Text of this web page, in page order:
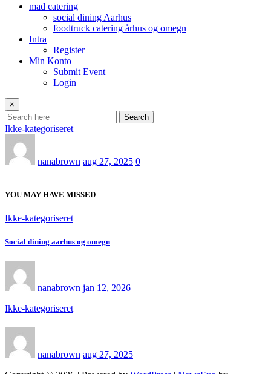
mad catering
social dining Aarhus
foodtruck catering århus og omegn
Intra
Register
Min Konto
Submit Event
Login
×
Search
Ikke-kategoriseret
nanabrown aug 27, 2025 0
YOU MAY HAVE MISSED
Ikke-kategoriseret
Social dining aarhus og omegn
nanabrown jan 12, 2026
Ikke-kategoriseret
nanabrown aug 27, 2025